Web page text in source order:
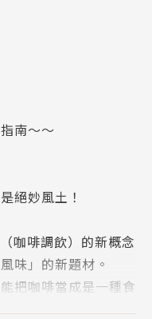
南～～
絕妙風土！
咖啡調飲）的新概念
味」的新題材。
把咖啡當成是一種食